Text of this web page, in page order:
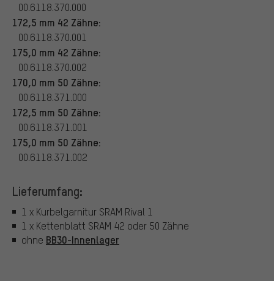
00.6118.370.000
172,5 mm 42 Zähne:
00.6118.370.001
175,0 mm 42 Zähne:
00.6118.370.002
170,0 mm 50 Zähne:
00.6118.371.000
172,5 mm 50 Zähne:
00.6118.371.001
175,0 mm 50 Zähne:
00.6118.371.002
Lieferumfang:
1 x Kurbelgarnitur SRAM Rival 1
1 x Kettenblatt SRAM 42 oder 50 Zähne
ohne BB30-Innenlager